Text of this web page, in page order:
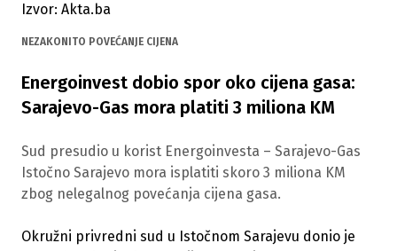
Izvor: Akta.ba
NEZAKONITO POVEĆANJE CIJENA
Energoinvest dobio spor oko cijena gasa:
Sarajevo-Gas mora platiti 3 miliona KM
Sud presudio u korist Energoinvesta – Sarajevo-Gas
Istočno Sarajevo mora isplatiti skoro 3 miliona KM
zbog nelegalnog povećanja cijena gasa.
Okružni privredni sud u Istočnom Sarajevu donio je